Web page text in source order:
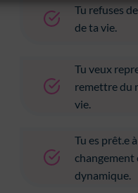
Tu refuses
de ta vie.
Tu veux
remettre du
vie.
Tu es prêt.e
changement
dynamique.